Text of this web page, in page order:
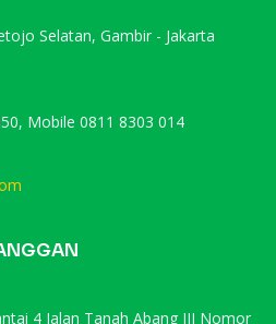
Selatan, Gambir - Jakarta
Mobile 0811 8303 014
4 Jalan Tanah Abang III Nomor